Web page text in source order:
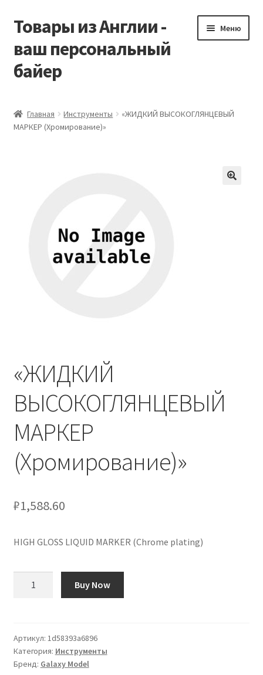
Перейти
навигации
Перейти
содержимому
Товары из Англии -
ваш персональный
байер
Меню
Виды доставки
Мой аккаунт
Скидки
Главная Инструменты
«ЖИДКИЙ ВЫСОКОГЛЯНЦЕВЫЙ
МАРКЕР (Хромирование)»
«ЖИДКИЙ
ВЫСОКОГЛЯНЦЕВЫЙ
МАРКЕР
(Хромирование)»
₽1,588.60
HIGH GLOSS LIQUID MARKER (Chrome plating)
МАРКЕР
(Хромирование)»
Buy Now
Артикул: 1d58393a6896
Категория: Инструменты
Бренд: Galaxy Model